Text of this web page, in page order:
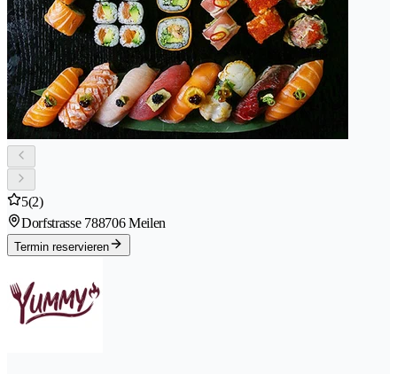
5(2)
Dorfstrasse 788706 Meilen
Termin reservieren